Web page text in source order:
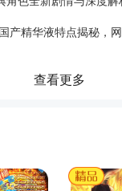
，购买多种道具，
，还能休闲娱乐，
查看更多